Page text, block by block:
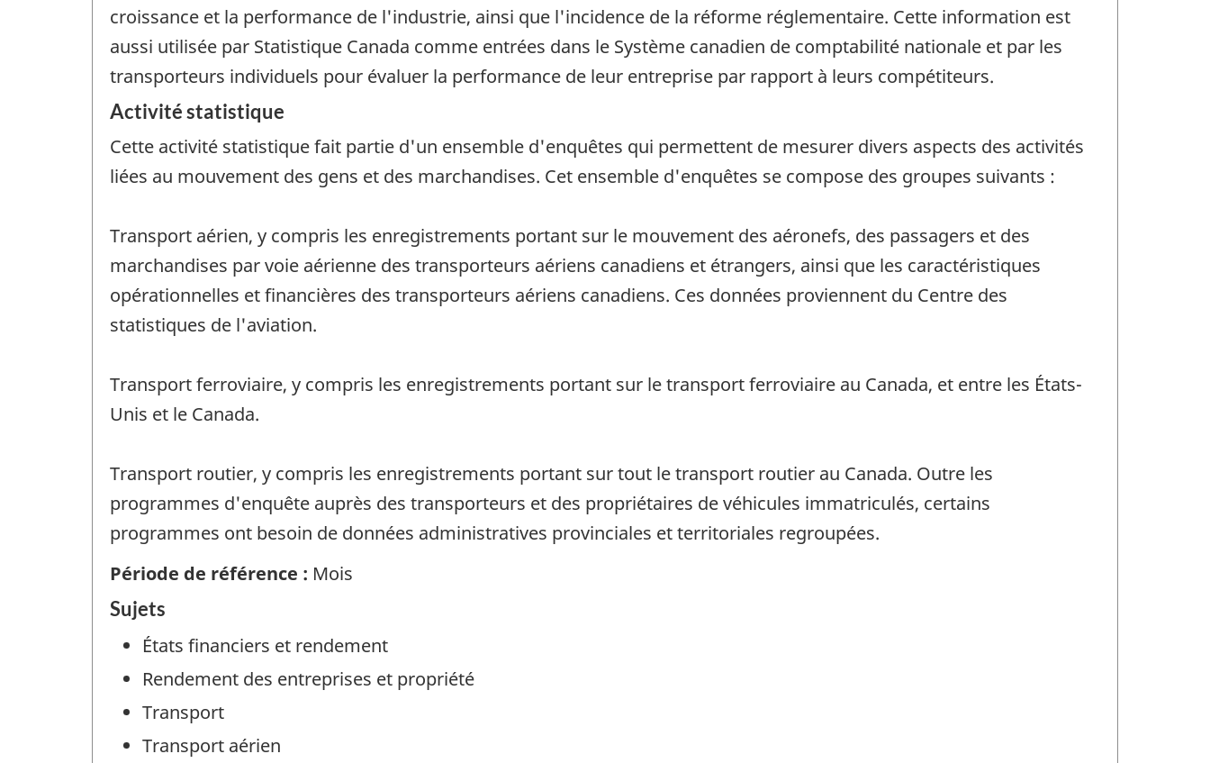
croissance et la performance de l'industrie, ainsi que l'incidence de la réforme réglementaire. Cette information est
aussi utilisée par Statistique Canada comme entrées dans le Système canadien de comptabilité nationale et par les
transporteurs individuels pour évaluer la performance de leur entreprise par rapport à leurs compétiteurs.
Activité statistique
Cette activité statistique fait partie d'un ensemble d'enquêtes qui permettent de mesurer divers aspects des activités
liées au mouvement des gens et des marchandises. Cet ensemble d'enquêtes se compose des groupes suivants :
Transport aérien, y compris les enregistrements portant sur le mouvement des aéronefs, des passagers et des
marchandises par voie aérienne des transporteurs aériens canadiens et étrangers, ainsi que les caractéristiques
opérationnelles et financières des transporteurs aériens canadiens. Ces données proviennent du Centre des
statistiques de l'aviation.
Transport ferroviaire, y compris les enregistrements portant sur le transport ferroviaire au Canada, et entre les États-
Unis et le Canada.
Transport routier, y compris les enregistrements portant sur tout le transport routier au Canada. Outre les
programmes d'enquête auprès des transporteurs et des propriétaires de véhicules immatriculés, certains
programmes ont besoin de données administratives provinciales et territoriales regroupées.
Période de référence : Mois
Sujets
États financiers et rendement
Rendement des entreprises et propriété
Transport
Transport aérien